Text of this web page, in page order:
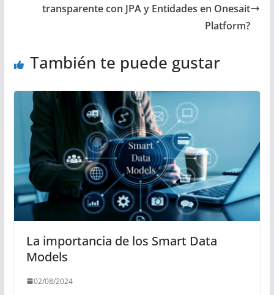
transparente con JPA y Entidades en Onesait
Platform?
También te puede gustar
La importancia de los Smart Data
Models
02/08/2024